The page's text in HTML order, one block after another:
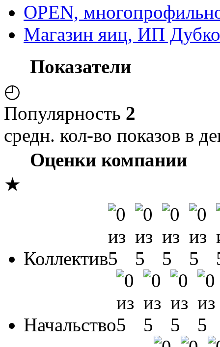
OPEN,
Магазин яиц, ИП
Показатели
◴
Популярность 2
средн. кол-во показов в
Оценки компании
★
Коллектив
Начальство